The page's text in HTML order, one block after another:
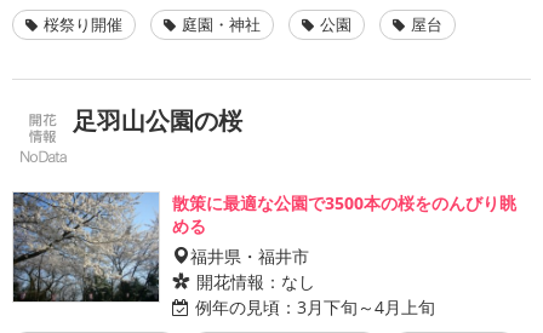
桜祭り開催 庭園・神社 公園 屋台
足羽山公園の桜
散策に最適な公園で3500本の桜をのんびり眺
める
福井県・福井市
開花情報： なし
例年の見頃： 3月下旬～4月上旬